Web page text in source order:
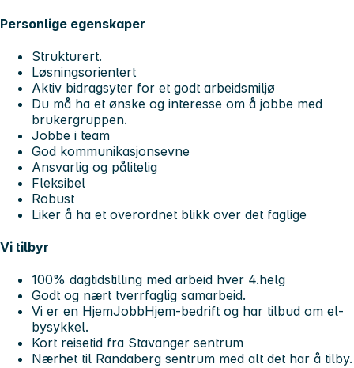
Personlige egenskaper
Strukturert.
Løsningsorientert
Aktiv bidragsyter for et godt arbeidsmiljø
Du må ha et ønske og interesse om å jobbe med
brukergruppen.
Jobbe i team
God kommunikasjonsevne
Ansvarlig og pålitelig
Fleksibel
Robust
Liker å ha et overordnet blikk over det faglige
Vi tilbyr
100% dagtidstilling med arbeid hver 4.helg
Godt og nært tverrfaglig samarbeid.
Vi er en HjemJobbHjem-bedrift og har tilbud om el-
bysykkel.
Kort reisetid fra Stavanger sentrum
Nærhet til Randaberg sentrum med alt det har å tilby.